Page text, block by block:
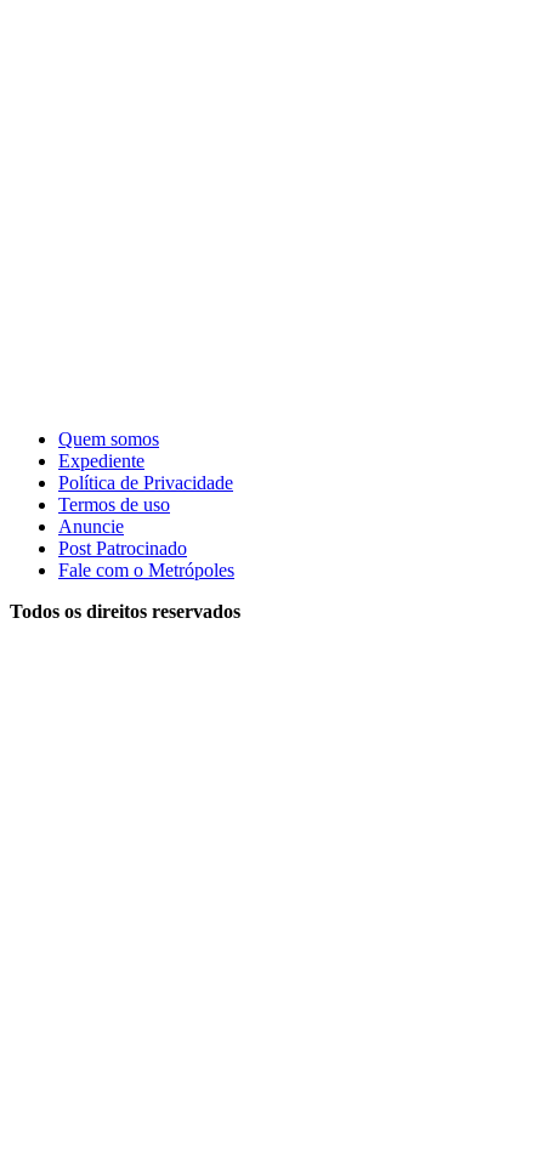
Quem somos
Expediente
Política de Privacidade
Termos de uso
Anuncie
Post Patrocinado
Fale com o Metrópoles
Todos os direitos reservados